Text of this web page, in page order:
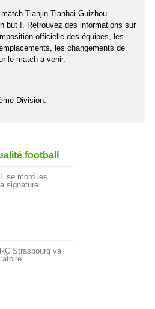
Tianjin Tianhai Guizhou
but !. Retrouvez des informations sur
officielle des équipes, les
les changements de
le match a venir.
Division.
football
se mord les
signature
Strasbourg va